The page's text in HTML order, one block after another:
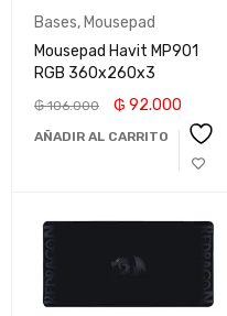
Bases, Mousepad
Mousepad Havit MP901
RGB 360x260x3
₲106.000 ₲ 92.000
AÑADIR AL CARRITO